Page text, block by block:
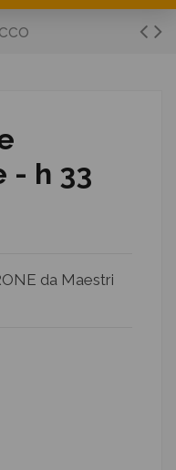
- h 33
da Maestri